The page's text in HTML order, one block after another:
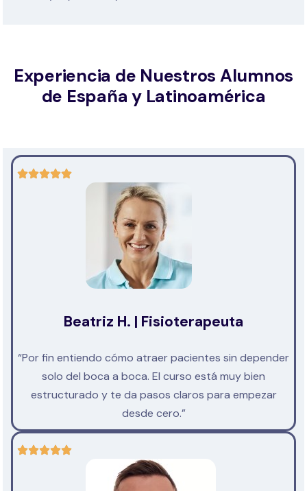
Experiencia de Nuestros Alumnos
de España y Latinoamérica
Beatriz H. | Fisioterapeuta
“Por fin entiendo cómo atraer pacientes sin depender
solo del boca a boca. El curso está muy bien
estructurado y te da pasos claros para empezar
desde cero.”